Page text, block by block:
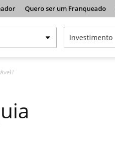
Quero ser um Franqueado